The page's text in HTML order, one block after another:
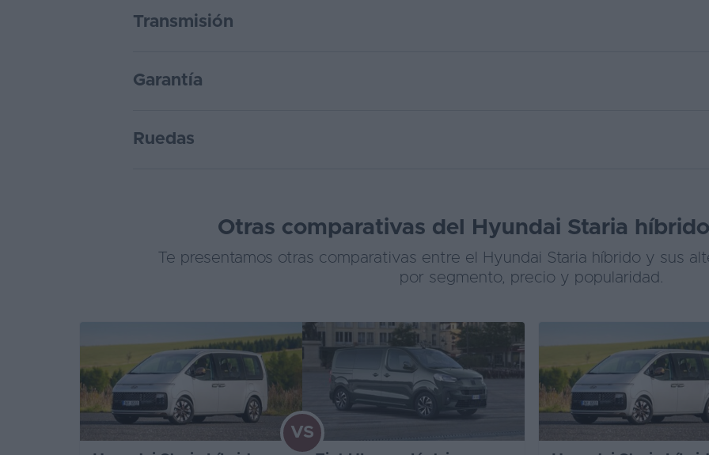
Transmisión
Garantía
Ruedas
Otras comparativas del Hyundai Staria
Te presentamos otras comparativas entre el Hyundai Staria híbrido y sus
por segmento, precio y popularidad.
VS